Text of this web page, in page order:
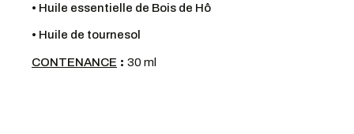
• Huile essentielle de Bois de Hô
• Huile de tournesol
CONTENANCE : 30 ml